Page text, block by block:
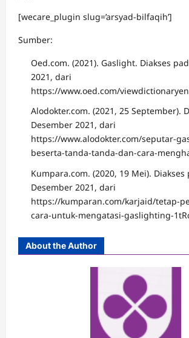
[wecare_plugin slug=’arsyad-bilfaqih’]
Sumber:
Oed.com. (2021). Gaslight. Diakses
2021, dari
https://www.oed.com/
Alodokter.com. (2021, 25 September).
Desember 2021, dari
https://www.alodokter.com/seputar-
beserta-tanda-tanda-dan-cara-
Kumpara.com. (2020, 19 Mei). Diakses
Desember 2021, dari
https://kumparan.com/karjaid/tetap-
cara-untuk-mengatasi-gaslighting-
About the Author